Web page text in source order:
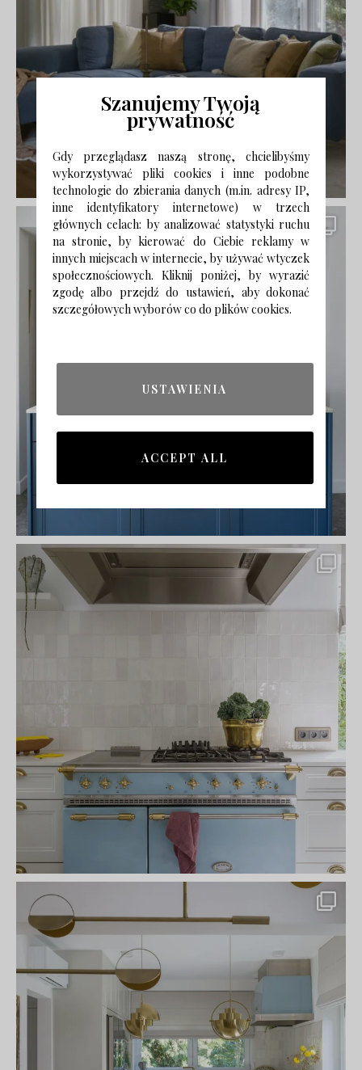
Szanujemy Twoją
prywatność
Gdy przeglądasz naszą stronę, chcielibyśmy
wykorzystywać pliki cookies i inne podobne
technologie do zbierania danych (m.in. adresy IP,
inne identyfikatory internetowe) w trzech
głównych celach: by analizować statystyki ruchu
na stronie, by kierować do Ciebie reklamy w
innych miejscach w internecie, by używać wtyczek
społecznościowych. Kliknij poniżej, by wyrazić
zgodę albo przejdź do ustawień, aby dokonać
szczegółowych wyborów co do plików cookies.
USTAWIENIA
ACCEPT ALL